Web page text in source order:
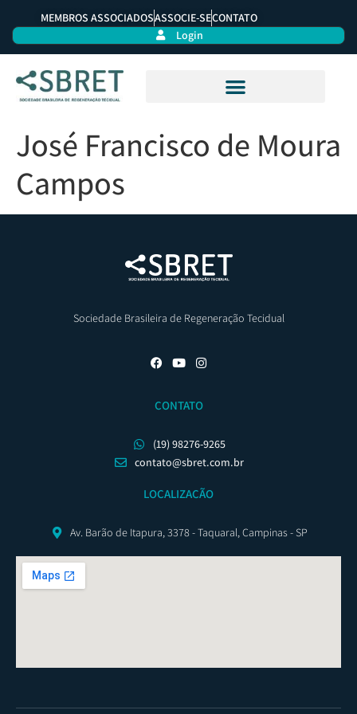
MEMBROS ASSOCIADOSASSOCIE-SECONTATO
Login
José Francisco de Moura
Campos
Sociedade Brasileira de Regeneração Tecidual
CONTATO
(19) 98276-9265
contato@sbret.com.br
LOCALIZAÇÃO
Av. Barão de Itapura, 3378 - Taquaral, Campinas - SP